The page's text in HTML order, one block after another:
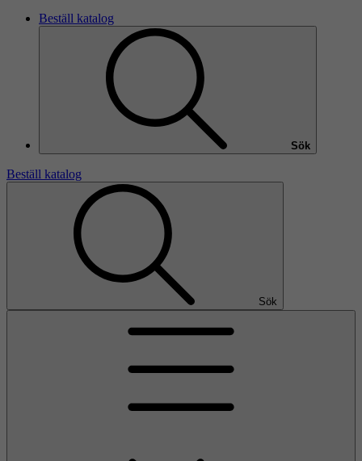
Beställ katalog
Sök
Beställ katalog
Sök